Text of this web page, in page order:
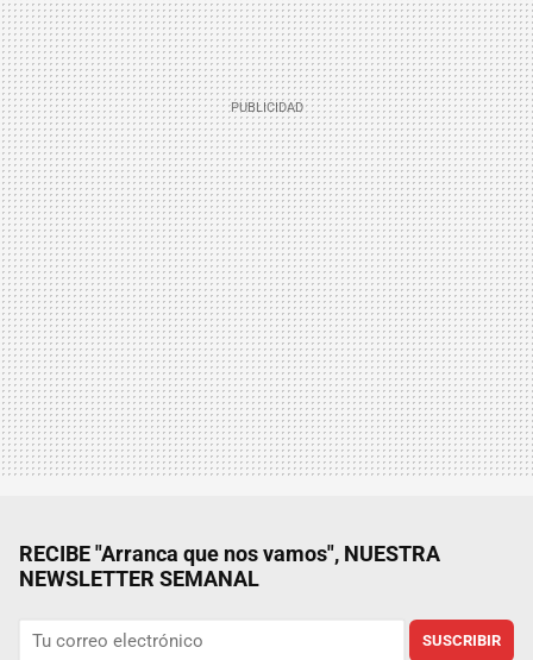
RECIBE "Arranca que nos vamos", NUESTRA
NEWSLETTER SEMANAL
SUSCRIBIR